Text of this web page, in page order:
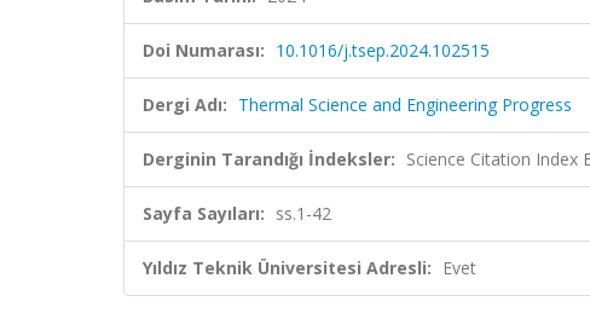
Doi Numarası: 10.1016/j.tsep.2024.102515
Dergi Adı: Thermal Science and Engineering Progress
Derginin Tarandığı İndeksler: Science Citation Index
Sayfa Sayıları: ss.1-42
Yıldız Teknik Üniversitesi Adresli: Evet